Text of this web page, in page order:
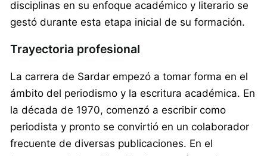
disciplinas en su enfoque académico y literario se
gestó durante esta etapa inicial de su formación.
Trayectoria profesional
La carrera de Sardar empezó a tomar forma en el
ámbito del periodismo y la escritura académica. En
la década de 1970, comenzó a escribir como
periodista y pronto se convirtió en un colaborador
frecuente de diversas publicaciones. En el